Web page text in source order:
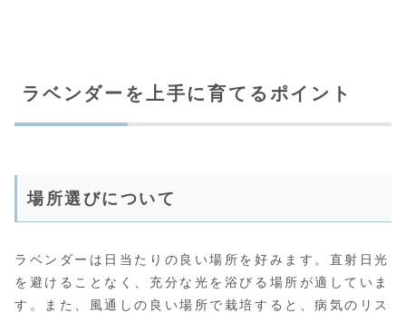
ラベンダーを上手に育てるポイント
場所選びについて
ラベンダーは日当たりの良い場所を好みます。直射日光
を避けることなく、充分な光を浴びる場所が適していま
す。また、風通しの良い場所で栽培すると、病気のリス